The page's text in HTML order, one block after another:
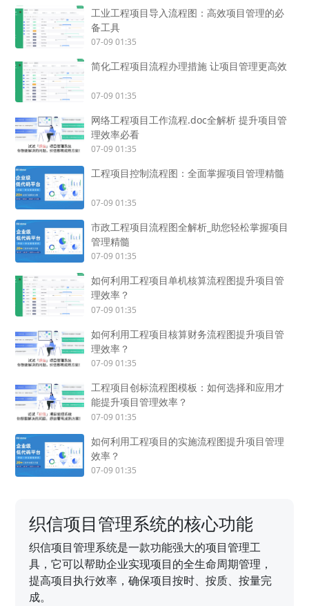
工业工程项目导入流程图：高效项目管理的必
备工具
07-09 01:35
简化工程项目流程办理措施 让项目管理更高效
07-09 01:35
网络工程项目工作流程.doc全解析 提升项目管
理效率必看
07-09 01:35
工程项目控制流程图：全面掌握项目管理精髓
07-09 01:35
市政工程项目流程图全解析_助您轻松掌握项目
管理精髓
07-09 01:35
如何利用工程项目单机核算流程图提升项目管
理效率？
07-09 01:35
如何利用工程项目核算财务流程图提升项目管
理效率？
07-09 01:35
工程项目创标流程图模板：如何选择和应用才
能提升项目管理效率？
07-09 01:35
如何利用工程项目的实施流程图提升项目管理
效率？
07-09 01:35
织信项目管理系统的核心功能
织信项目管理系统是一款功能强大的项目管理工
具，它可以帮助企业实现项目的全生命周期管理，
提高项目执行效率，确保项目按时、按质、按量完
成。